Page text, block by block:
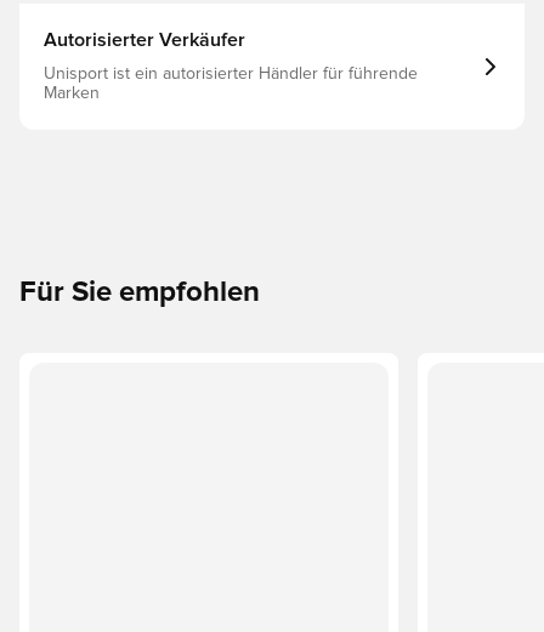
Autorisierter Verkäufer
Unisport ist ein autorisierter Händler für führende
Marken
Für Sie empfohlen